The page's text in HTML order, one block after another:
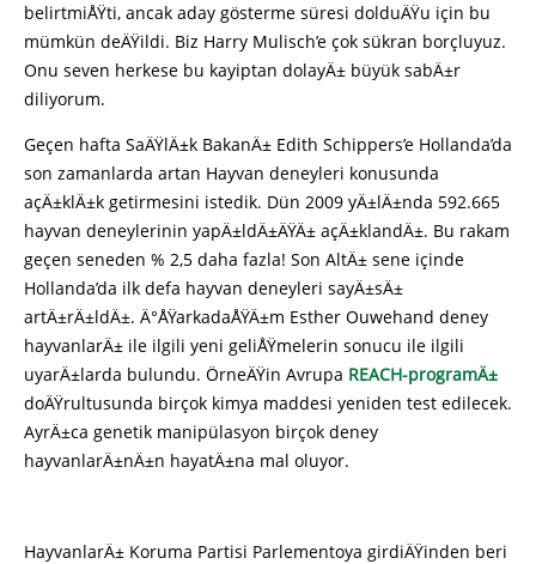
belirtmiÅŸti, ancak aday gösterme süresi dolduÄŸu için bu
mümkün deÄŸildi. Biz Harry Mulisch’e çok sükran borçluyuz.
Onu seven herkese bu kayiptan dolayÄ± büyük sabÄ±r
diliyorum.
Geçen hafta SaÄŸlÄ±k BakanÄ± Edith Schippers’e Hollanda’da
son zamanlarda artan Hayvan deneyleri konusunda
açÄ±klÄ±k getirmesini istedik. Dün 2009 yÄ±lÄ±nda 592.665
hayvan deneylerinin yapÄ±ldÄ±ÄŸÄ± açÄ±klandÄ±. Bu rakam
geçen seneden % 2,5 daha fazla! Son AltÄ± sene içinde
Hollanda’da ilk defa hayvan deneyleri sayÄ±sÄ±
artÄ±rÄ±ldÄ±. Ä°ÅŸarkadaÅŸÄ±m Esther Ouwehand deney
hayvanlarÄ± ile ilgili yeni geliÅŸmelerin sonucu ile ilgili
uyarÄ±larda bulundu. ÖrneÄŸin Avrupa REACH-programÄ±
doÄŸrultusunda birçok kimya maddesi yeniden test edilecek.
AyrÄ±ca genetik manipülasyon birçok deney
hayvanlarÄ±nÄ±n hayatÄ±na mal oluyor.
HayvanlarÄ± Koruma Partisi Parlementoya girdiÄŸinden beri